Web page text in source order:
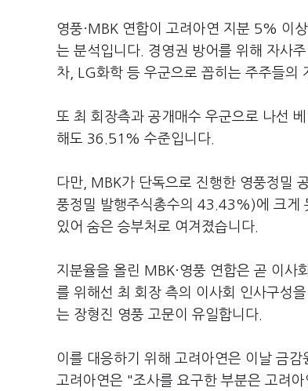
영풍·MBK 연합이 고려아연 지분 5% 이
는 분석입니다. 경영권 방어를 위해 자사
차, LG화학 등 우군으로 꼽히는 주주들의
또 최 회장측과 공개매수 우군으로 나선
해도 36.51% 수준입니다.
다만, MBK가 단독으로 진행한 영풍정밀
풍정밀 발행주식총수의 43.43%)에 크게
있어 숨은 승부처로 여겨졌습니다.
지분율을 올린 MBK·영풍 연합은 곧 이사
를 위해선 최 회장 측의 이사회 인사구성
는 장형진 영풍 고문이 유일합니다.
이를 대응하기 위해 고려아연은 이날 금
고려아연은 "조사를 요구한 부분은 고려